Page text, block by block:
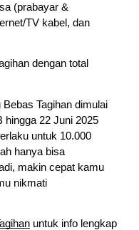
(prabayar &
TV kabel, dan
dengan total
Tagihan dimulai
hingga 22 Juni 2025
untuk 10.000
hanya bisa
makin cepat kamu
nikmati
untuk info lengkap